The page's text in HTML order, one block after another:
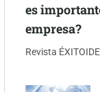
es
empresa?
Revista